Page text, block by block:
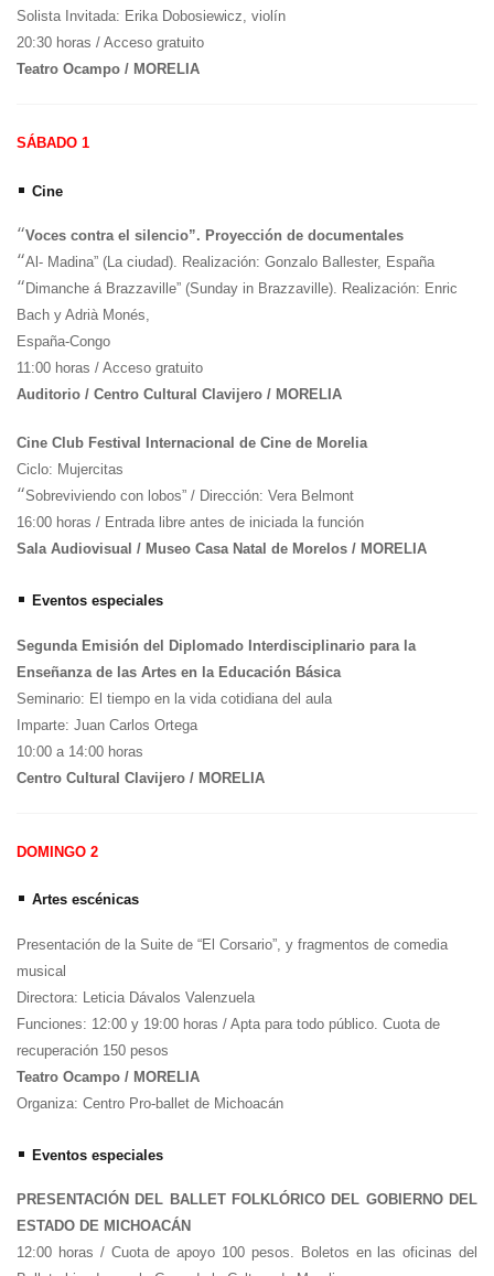
Solista Invitada: Erika Dobosiewicz, violín
20:30 horas / Acceso gratuito
Teatro Ocampo / MORELIA
SÁBADO 1
• Cine
“Voces contra el silencio”. Proyección de documentales
“Al- Madina” (La ciudad). Realización: Gonzalo Ballester, España
“ Dimanche á Brazzaville” (Sunday in Brazzaville). Realización: Enric
Bach y Adrià Monés,
España-Congo
11:00 horas / Acceso gratuito
Auditorio / Centro Cultural Clavijero / MORELIA
Cine Club Festival Internacional de Cine de Morelia
Ciclo: Mujercitas
“Sobreviviendo con lobos” / Dirección: Vera Belmont
16:00 horas / Entrada libre antes de iniciada la función
Sala Audiovisual / Museo Casa Natal de Morelos / MORELIA
• Eventos especiales
Segunda Emisión del Diplomado Interdisciplinario para la
Enseñanza de las Artes en la Educación Básica
Seminario: El tiempo en la vida cotidiana del aula
Imparte: Juan Carlos Ortega
10:00 a 14:00 horas
Centro Cultural Clavijero / MORELIA
DOMINGO 2
• Artes escénicas
Presentación de la Suite de “El Corsario”, y fragmentos de comedia
musical
Directora: Leticia Dávalos Valenzuela
Funciones: 12:00 y 19:00 horas / Apta para todo público. Cuota de
recuperación 150 pesos
Teatro Ocampo / MORELIA
Organiza: Centro Pro-ballet de Michoacán
• Eventos especiales
PRESENTACIÓN DEL BALLET FOLKLÓRICO DEL GOBIERNO DEL
ESTADO DE MICHOACÁN
12:00 horas / Cuota de apoyo 100 pesos. Boletos en las oficinas del